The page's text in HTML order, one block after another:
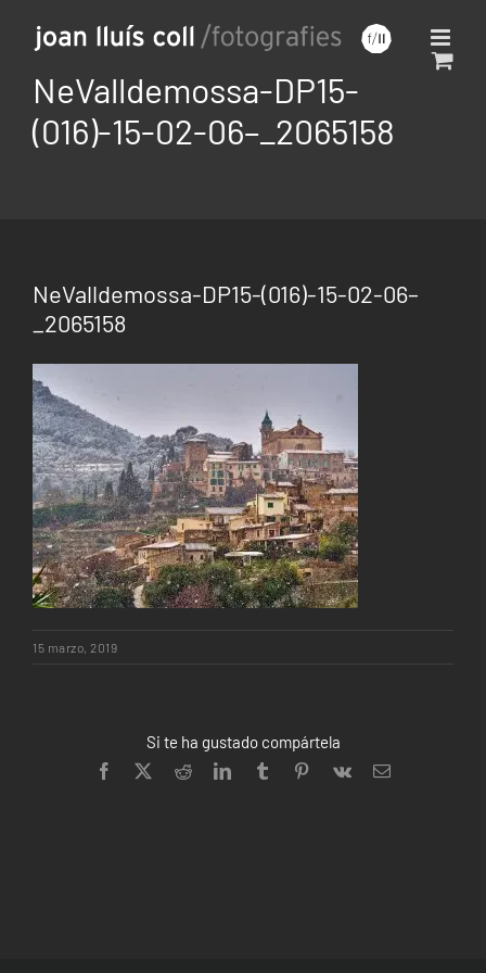
NeValldemossa-DP15-
(016)-15-02-06–_2065158
NeValldemossa-DP15-(016)-15-02-06–
_2065158
15 marzo, 2019
Si te ha gustado compártela
Facebook RedditLinkedInTumblr Pinterest
Vk
Correo